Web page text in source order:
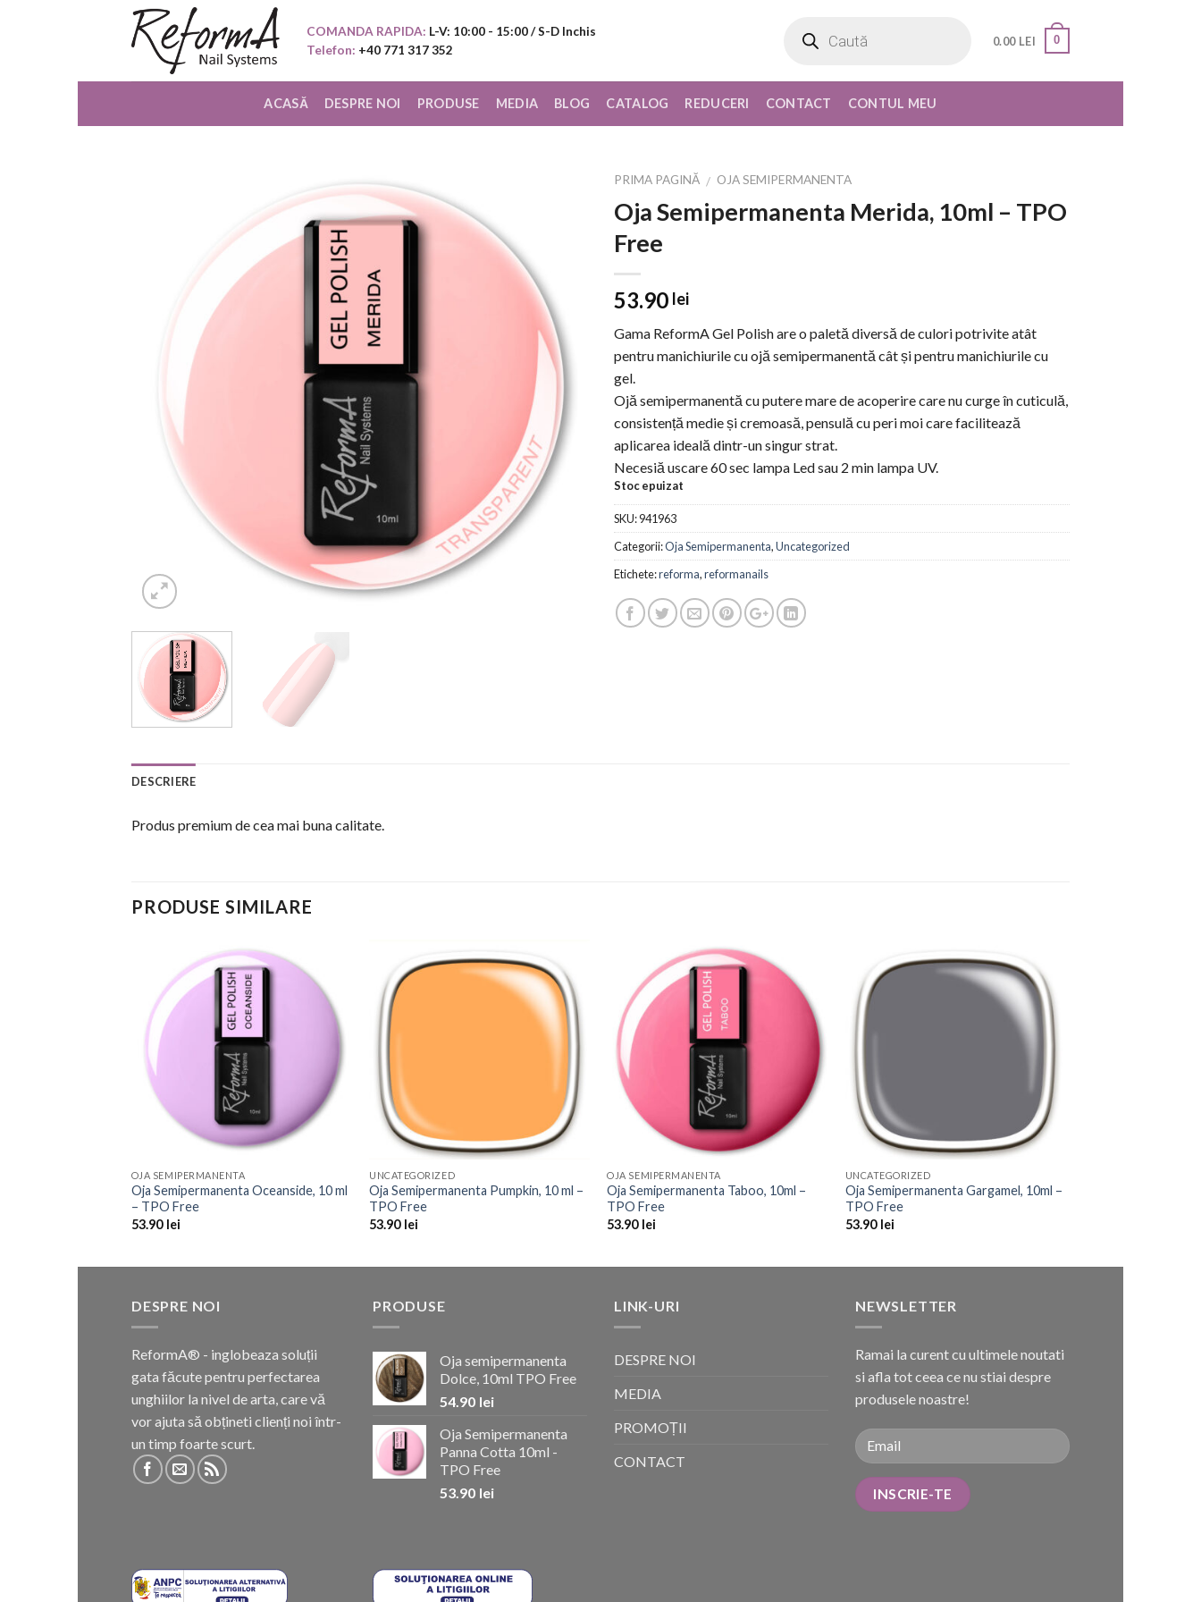
COMANDA RAPIDA: L-V: 10:00 - 15:00 / S-D Inchis
Telefon: +40 771 317 352
search
0.00 LEI 0
ACASĂ DESPRE NOI PRODUSE MEDIA BLOG CATALOG REDUCERI CONTACT CONTUL MEU
PRIMA PAGINĂ / OJA SEMIPERMANENTA
Oja Semipermanenta Merida, 10ml – TPO
Free
53.90 lei
Gama ReformA Gel Polish are o paletă diversă de culori potrivite atât
pentru manichiurile cu ojă semipermanentă cât și pentru manichiurile cu
gel.
Ojă semipermanentă cu putere mare de acoperire care nu curge în cuticulă,
consistență medie și cremoasă, pensulă cu peri moi care facilitează
aplicarea ideală dintr-un singur strat.
Necesiă uscare 60 sec lampa Led sau 2 min lampa UV.
Stoc epuizat
SKU:941963
Categorii:Oja Semipermanenta,Uncategorized
Etichete:reforma,reformanails
DESCRIERE
Produs premium de cea mai buna calitate.
PRODUSE SIMILARE
Add to
Wishlist
OJA SEMIPERMANENTA
Oja Semipermanenta Oceanside, 10 ml
– TPO Free
53.90 lei
Add to
Wishlist
UNCATEGORIZED
Oja Semipermanenta Pumpkin, 10 ml –
TPO Free
53.90 lei
Add to
Wishlist
OJA SEMIPERMANENTA
Oja Semipermanenta Taboo, 10ml –
TPO Free
53.90 lei
Add to
Wishlist
UNCATEGORIZED
Oja Semipermanenta Gargamel, 10ml –
TPO Free
53.90 lei
DESPRE NOI
ReformA® - inglobeaza soluții
gata făcute pentru perfectarea
unghiilor la nivel de arta, care vă
vor ajuta să obțineti clienți noi într-
un timp foarte scurt.
PRODUSE
Oja semipermanenta
Dolce, 10ml TPO Free
54.90 lei
Oja Semipermanenta
Panna Cotta 10ml -
TPO Free
53.90 lei
LINK-URI
DESPRE NOI
MEDIA
PROMOȚII
CONTACT
NEWSLETTER
Ramai la curent cu ultimele noutati
si afla tot ceea ce nu stiai despre
produsele noastre!